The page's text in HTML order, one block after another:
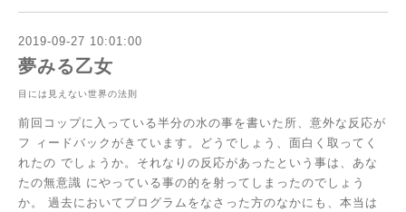
2019-09-27 10:01:00
夢みる乙女
目には見えない世界の法則
前回コップに入っている半分の水の事を書いた所、意外な反応が
フ
ィードバックがきています。どうでしょう、面白く取ってく
れたの でしょうか。それなりの反応があったという事は、あな
たの無意識 にやっている事の的を射ってしまったのでしょう
か。 過去においてプログラムをなさった方のなかにも、本当は